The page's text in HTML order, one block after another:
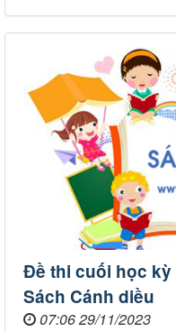
Đề thi cuối học kỳ
Sách Cánh diều
07:06 29/11/2023